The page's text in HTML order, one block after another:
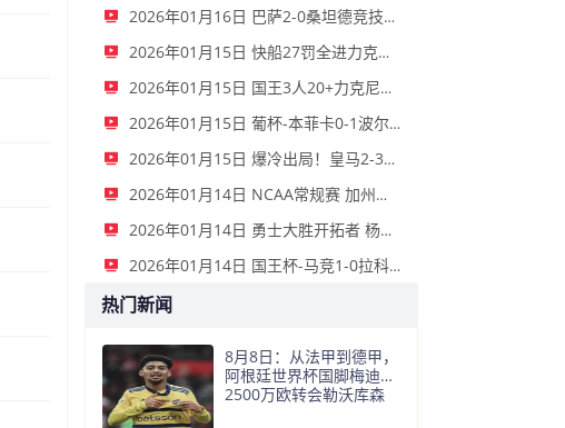
2026年01月16日 巴萨2-0桑坦德竞技晋级国王杯八强 费兰单刀球破门亚马尔建功
2026年01月15日 快船27罚全进力克奇才迎来4连胜 哈登22+5+8 伦纳德33分4断
2026年01月15日 国王3人20+力克尼克斯 德罗赞里程碑 威少11助 布伦森伤退
2026年01月15日 葡杯-本菲卡0-1波尔图止步八强 贝德纳雷克制胜帕夫利季斯失良机
2026年01月15日 爆冷出局！皇马2-3遭西乙队阿尔瓦塞特补时绝杀 无缘国王杯8强
2026年01月14日 NCAA常规赛 加州圣玛丽大学 82 - 68 旧金山大学 全场集锦
2026年01月14日 勇士大胜开拓者 杨瀚森3分2板 巴特勒16+6+5 库里9中2送11助
2026年01月14日 国王杯-马竞1-0拉科鲁尼亚 格列兹曼十分角任意球破门+远射中横梁
热门新闻
8月8日：从法甲到德甲，
阿根廷世界杯国脚梅迪纳
2500万欧转会勒沃库森